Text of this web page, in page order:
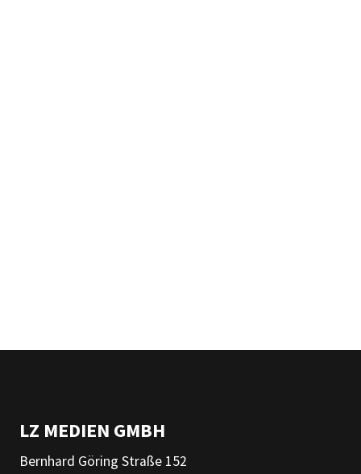
LZ MEDIEN GMBH
Bernhard Göring Straße 152